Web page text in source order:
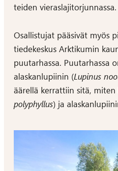
teiden vieraslajitorjunnassa.
Osallistujat pääsivät myös
tiedekeskus Arktikumin
puutarhassa. Puutarhassa
alaskanlupiinin (Lupinus
äärellä kerrattiin sitä,
polyphyllus) ja